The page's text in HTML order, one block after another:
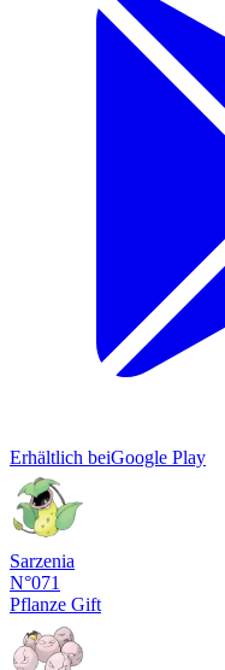
Erhältlich beiGoogle Play
Sarzenia
N°071
Pflanze Gift